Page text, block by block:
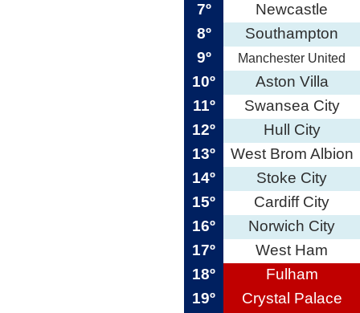
7º
Newcastle
8º
Southampton
9º
Manchester United
10º
Aston Villa
11º
Swansea City
12º
Hull City
13º
West Brom Albion
14º
Stoke City
15º
Cardiff City
16º
Norwich City
17º
West Ham
18º
Fulham
19º
Crystal Palace